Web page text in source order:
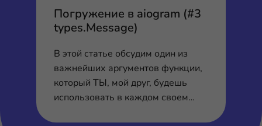
Погружение в aiogram (#3
types.Message)
В этой статье обсудим один из
важнейших аргументов функции,
который ТЫ, мой друг, будешь
использовать в каждом своем